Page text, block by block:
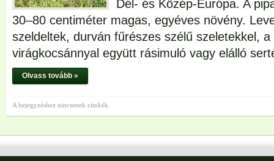
Dél- és Közép-Európa. A
30–80 centiméter magas, egyéves növény.
szeldeltek, durván fűrészes szélű szeletekkel,
virágkocsánnyal együtt rásimuló vagy elálló
Olvass tovább »
A bejegyzéshez nincsenek címkék.